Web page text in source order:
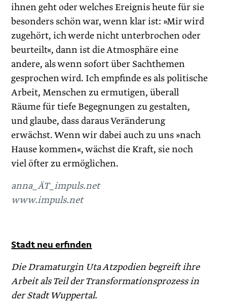
ihnen geht oder welches Ereignis heute für sie
besonders schön war, wenn klar ist: »Mir wird
zugehört, ich werde nicht unterbrochen oder
beurteilt«, dann ist die Atmosphäre eine
andere, als wenn sofort über Sachthemen
gesprochen wird. Ich empfinde es als politische
Arbeit, Menschen zu ermutigen, überall
Räume für tiefe Begegnungen zu gestalten,
und glaube, dass daraus Veränderung
erwächst. Wenn wir dabei auch zu uns »nach
Hause kommen«, wächst die Kraft, sie noch
viel öfter zu ermöglichen.
anna_ÄT_impuls.net
www.impuls.net
Stadt neu erfinden
Die Dramaturgin Uta Atzpodien begreift ihre
Arbeit als Teil der Transformationsprozess in
der Stadt Wuppertal.